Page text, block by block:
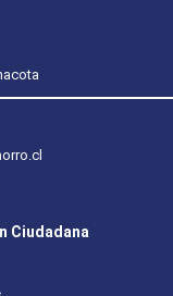
Ciudadana